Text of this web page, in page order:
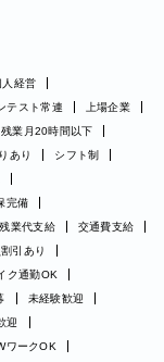
人経営
テスト常連
上場企業
残業月20時間以下
あり
シフト制
完備
残業代支給
交通費支給
引あり
ク通勤OK
未経験歓迎
迎
ワークOK